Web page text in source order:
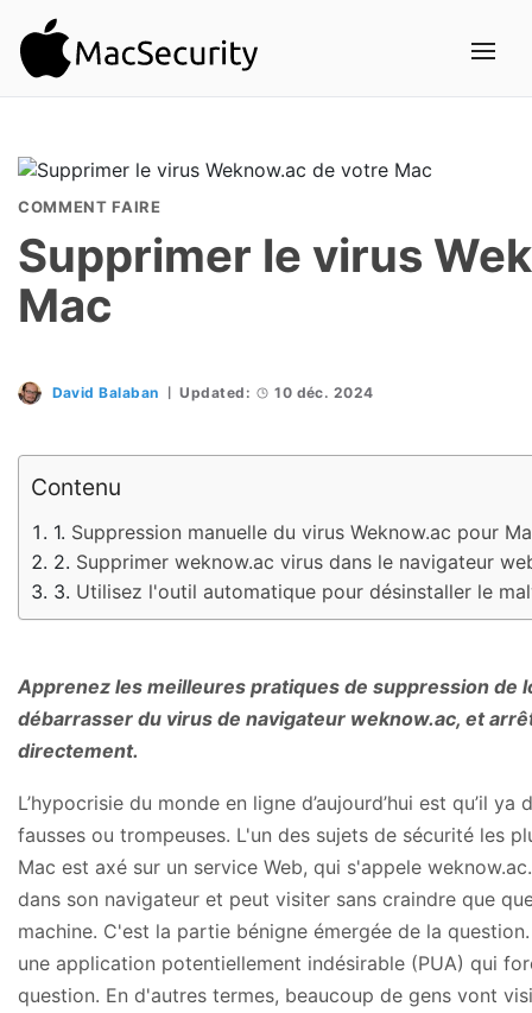
COMMENT FAIRE
Supprimer le virus
Mac
David Balaban Updated: 10 déc. 2024
Contenu
Suppression manuelle du virus Weknow.ac pour
Supprimer weknow.ac virus dans le navigateur
Utilisez l'outil automatique pour désinstaller le
Apprenez les meilleures pratiques de suppression de
débarrasser du virus de navigateur weknow.ac, et
directement.
L’hypocrisie du monde en ligne d’aujourd’hui est qu’il
fausses ou trompeuses. L'un des sujets de sécurité les
Mac est axé sur un service Web, qui s'appele
dans son navigateur et peut visiter sans craindre que
machine. C'est la partie bénigne émergée de la
une application potentiellement indésirable (PUA) qui
question. En d'autres termes, beaucoup de gens vont